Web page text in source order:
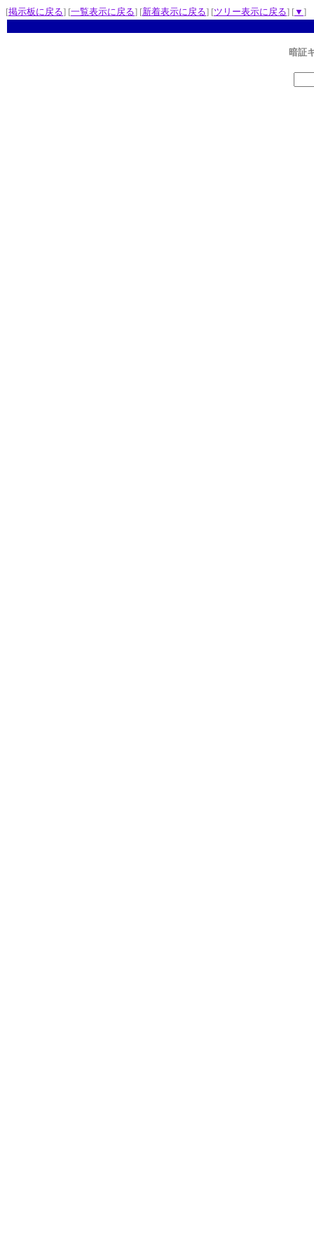
[掲示板に戻る] [一覧表示に戻る] [新着表示に戻る] [ツリー表示に戻る] [▼ ]
暗証